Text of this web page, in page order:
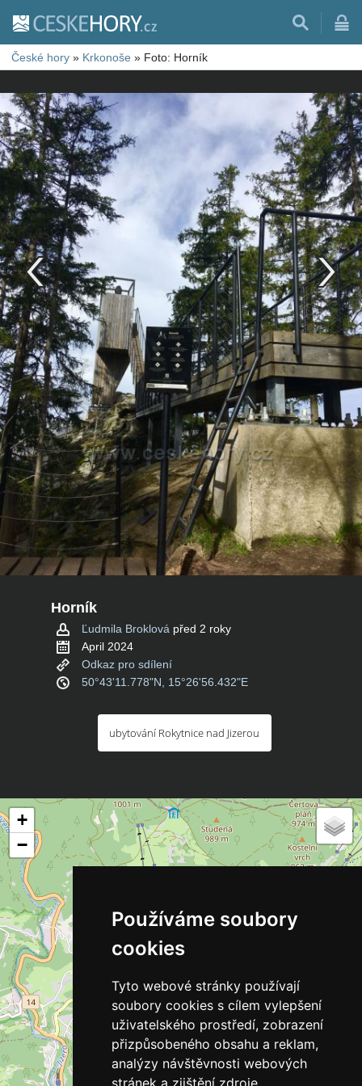
Používáme soubory
cookies
Tyto webové stránky používají
soubory cookies s cílem vylepšení
uživatelského prostředí, zobrazení
přizpůsobeného obsahu a reklam,
analýzy návštěvnosti webových
stránek a zjištění zdroje
České hory » Krkonoše » Foto: Horník
Horník
Ľudmila Broklová před 2 roky
April 2024
Odkaz pro sdílení
50°43'11.778"N, 15°26'56.432"E
ubytování Rokytnice nad Jizerou
+
−